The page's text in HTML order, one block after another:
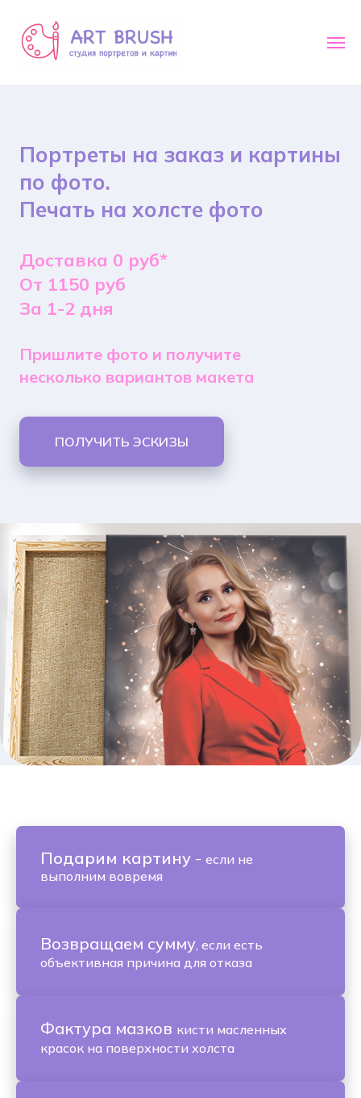
Портреты на заказ и картины
по фото.
Печать на холсте фото
Доставка 0 руб*
От 1150 руб
За 1-2 дня
Пришлите фото и получите
несколько вариантов макета
ПОЛУЧИТЬ ЭСКИЗЫ
Подарим картину - если не
выполним вовремя
Возвращаем сумму, если есть
объективная причина для отказа
Фактура мазков кисти масленных
красок на поверхности холста